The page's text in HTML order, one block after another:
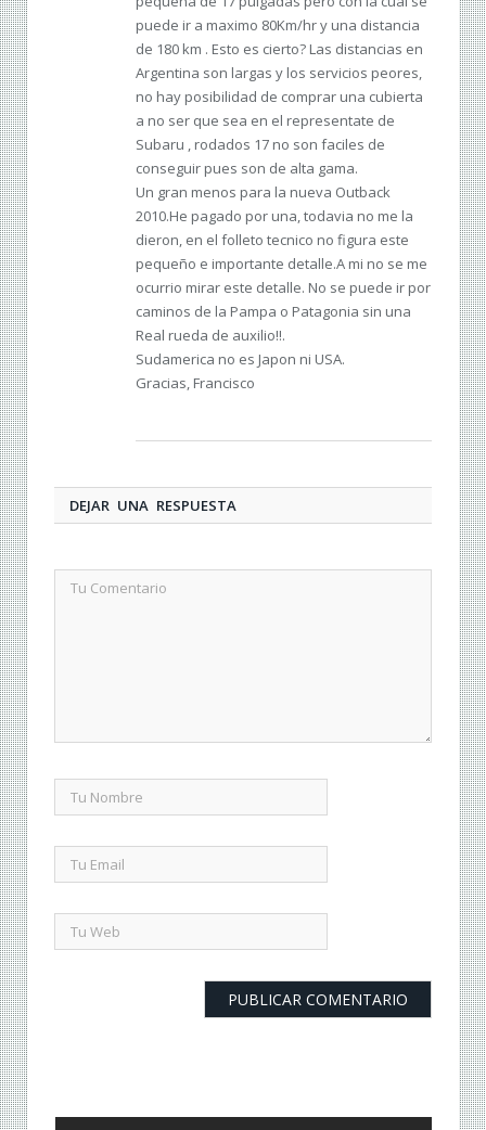
puede ir a maximo 80Km/hr y una distancia
de 180 km . Esto es cierto? Las distancias en
Argentina son largas y los servicios peores,
no hay posibilidad de comprar una cubierta
a no ser que sea en el representate de
Subaru , rodados 17 no son faciles de
conseguir pues son de alta gama.
Un gran menos para la nueva Outback
2010.He pagado por una, todavia no me la
dieron, en el folleto tecnico no figura este
pequeño e importante detalle.A mi no se me
ocurrio mirar este detalle. No se puede ir por
caminos de la Pampa o Patagonia sin una
Real rueda de auxilio!!.
Sudamerica no es Japon ni USA.
Gracias, Francisco
DEJAR UNA RESPUESTA